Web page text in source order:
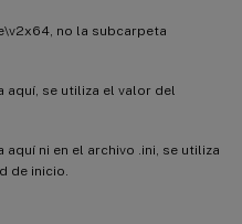
no la subcarpeta
aquí, se utiliza el valor del
ni en el archivo .ini, se utiliza
de inicio.